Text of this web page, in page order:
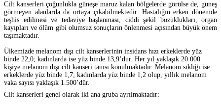
Cilt kanserleri çoğunlukla güneşe maruz kalan bölgelerde görülse de, güneş
görmeyen alanlarda da ortaya çıkabilmektedir. Hastalığın erken dönemde
teşhis edilmesi ve tedaviye başlanması, ciddi şekil bozuklukları, organ
kayıpları ve ölüm gibi olumsuz sonuçların önlenmesi açısından büyük önem
taşımaktadır.
Ülkemizde melanom dışı cilt kanserlerinin insidans hızı erkeklerde yüz
binde 22,0; kadınlarda ise yüz binde 13,9’dur. Her yıl yaklaşık 20.000
kişiye melanom dışı cilt kanseri tanısı konulmaktadır. Melanom sıklığı ise
erkeklerde yüz binde 1,7; kadınlarda yüz binde 1,2 olup, yıllık melanom
vaka sayısı yaklaşık 1.500’dür.
Cilt kanserleri genel olarak iki ana gruba ayrılmaktadır: